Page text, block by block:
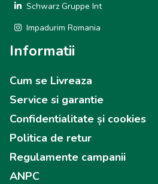
Schwarz Gruppe Int
Impadurim Romania
Informatii
Cum se Livreaza
Service si garantie
Confidentialitate și cookies
Politica de retur
Regulamente campanii
ANPC